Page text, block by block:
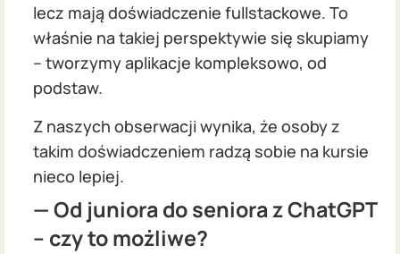
lecz mają doświadczenie fullstackowe. To
właśnie na takiej perspektywie się skupiamy
– tworzymy aplikacje kompleksowo, od
podstaw.
Z naszych obserwacji wynika, że osoby z
takim doświadczeniem radzą sobie na kursie
nieco lepiej.
— Od juniora do seniora z ChatGPT
– czy to możliwe?